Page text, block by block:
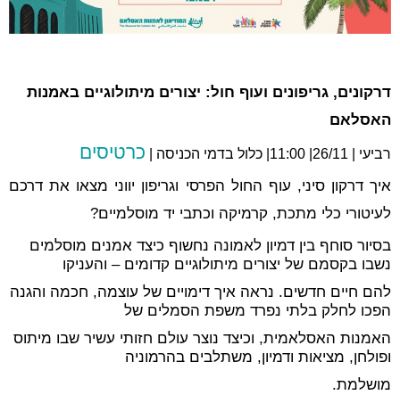
דרקונים, גריפונים ועוף חול: יצורים מיתולוגיים באמנות
האסלאם
רביעי | 26/11| 11:00| כלול בדמי הכניסה | כרטיסים
איך דרקון סיני, עוף החול הפרסי וגריפון יווני מצאו את דרכם
לעיטורי כלי מתכת, קרמיקה וכתבי יד מוסלמיים?
בסיור סוחף בין דמיון לאמונה נחשוף כיצד אמנים מוסלמים
נשבו בקסמם של יצורים מיתולוגיים קדומים – והעניקו
להם חיים חדשים. נראה איך דימויים של עוצמה, חכמה והגנה
הפכו לחלק בלתי נפרד משפת הסמלים של
האמנות האסלאמית, וכיצד נוצר עולם חזותי עשיר שבו מיתוס
ופולחן, מציאות ודמיון, משתלבים בהרמוניה
מושלמת.